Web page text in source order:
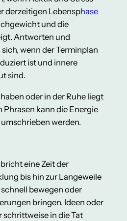
derzeitigen Lebensphase
und die
Antworten und
wenn der Terminplan
ist und innere
sind.
oder in der Ruhe liegt
Phrasen kann die Energie
werden.
eine Zeit der
bis hin zur Langeweile
bewegen oder
bringen. Ideen oder
schrittweise in die Tat